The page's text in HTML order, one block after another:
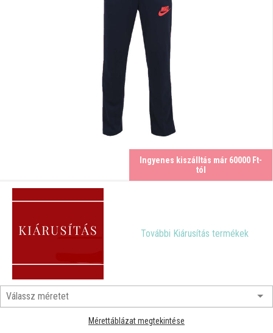
Ingyenes kiszálltás már 60000 Ft-
tól
További Kiárusítás termékek
Mérettáblázat megtekintése